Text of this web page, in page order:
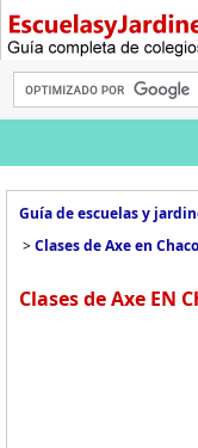
Guía de escuelas y
>Clases de Axe en Chaco
Clases de Axe EN